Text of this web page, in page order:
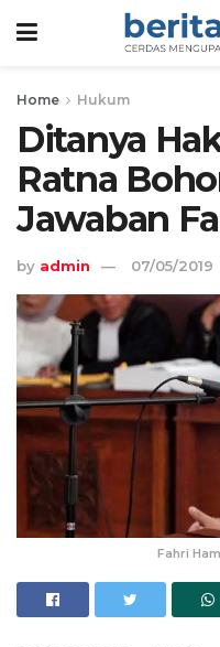
Home Hukum
Ditanya
Ratna
Jawaban
by admin 07/05/2019
Fahri